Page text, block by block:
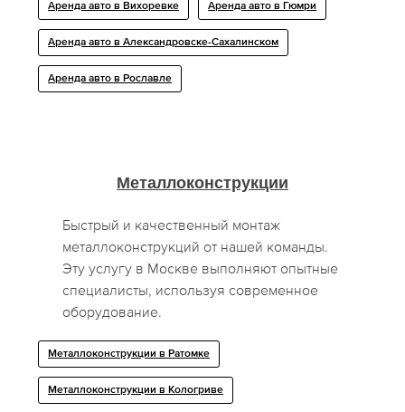
Аренда авто в Вихоревке Аренда авто в Гюмри
Аренда авто в Александровске-Сахалинском
Аренда авто в Рославле
Металлоконструкции
Быстрый и качественный монтаж
металлоконструкций от нашей команды.
Эту услугу в Москве выполняют опытные
специалисты, используя современное
оборудование.
Металлоконструкции в Ратомке
Металлоконструкции в Кологриве